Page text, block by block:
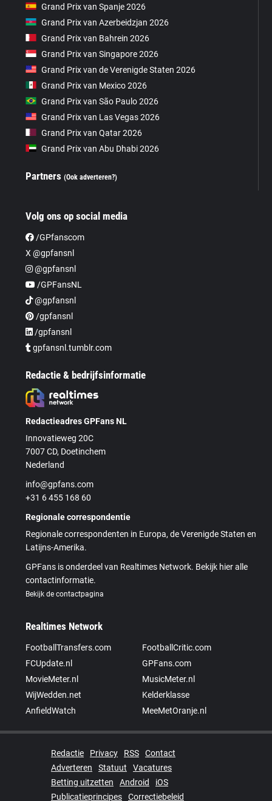
Grand Prix van Spanje 2026
Grand Prix van Azerbeidzjan 2026
Grand Prix van Bahrein 2026
Grand Prix van Singapore 2026
Grand Prix van de Verenigde Staten 2026
Grand Prix van Mexico 2026
Grand Prix van São Paulo 2026
Grand Prix van Las Vegas 2026
Grand Prix van Qatar 2026
Grand Prix van Abu Dhabi 2026
Partners(Ook adverteren?)
Volg ons op social media
/GPfanscom
X @gpfansnl
@gpfansnl
/GPFansNL
@gpfansnl
/gpfansnl
/gpfansnl
gpfansnl.tumblr.com
Redactie & bedrijfsinformatie
Redactieadres GPFans NL
Innovatieweg 20C
7007 CD, Doetinchem
Nederland
info@gpfans.com
+31 6 455 168 60
Regionale correspondentie
Regionale correspondenten in Europa, de Verenigde Staten en
Latijns-Amerika.
GPFans is onderdeel van Realtimes Network. Bekijk hier alle
contactinformatie.
Bekijk de contactpagina
Realtimes Network
FootballTransfers.com
FootballCritic.com
FCUpdate.nl
GPFans.com
MovieMeter.nl
MusicMeter.nl
WijWedden.net
Kelderklasse
AnfieldWatch
MeeMetOranje.nl
Redactie Privacy RSS
Contact
Adverteren
Statuut
Vacatures
Betting uitzetten
Android
iOS
Publicatieprincipes
Correctiebeleid